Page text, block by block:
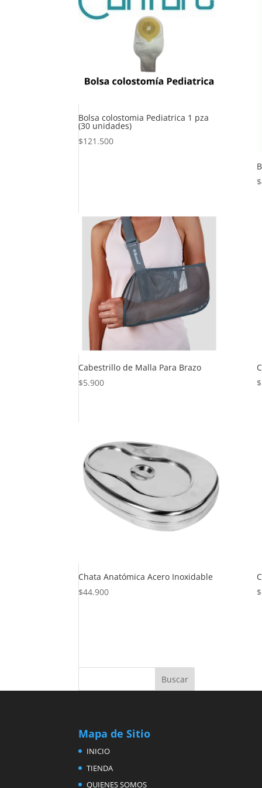
Bolsa colostomia Pediatrica 1 pza
(30 unidades)
$121.500
$
Cabestrillo de Malla Para Brazo
$5.900
$
Chata Anatómica Acero Inoxidable
$44.900
$
Mapa de Sitio
INICIO
TIENDA
QUIENES SOMOS